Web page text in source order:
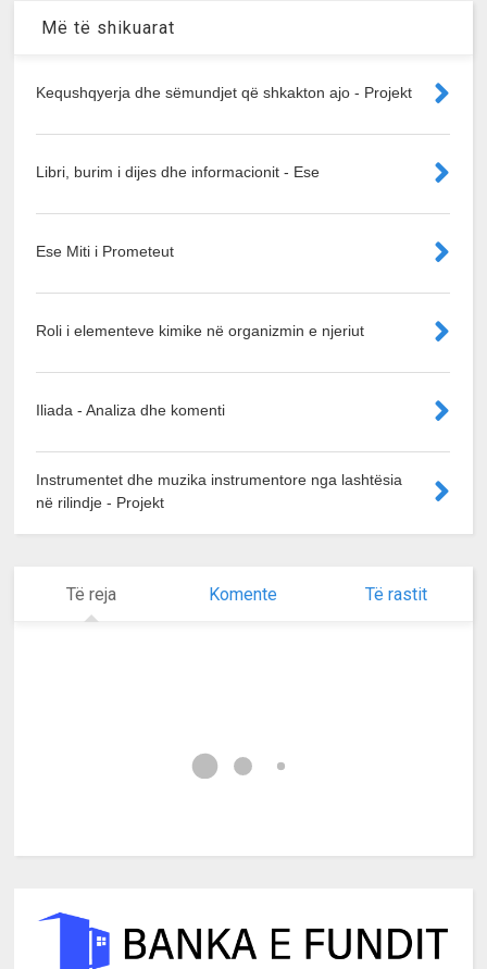
Më të shikuarat
Kequshqyerja dhe sëmundjet që shkakton ajo - Projekt
Libri, burim i dijes dhe informacionit - Ese
Ese Miti i Prometeut
Roli i elementeve kimike në organizmin e njeriut
Iliada - Analiza dhe komenti
Instrumentet dhe muzika instrumentore nga lashtësia
në rilindje - Projekt
Të reja Komente Të rastit